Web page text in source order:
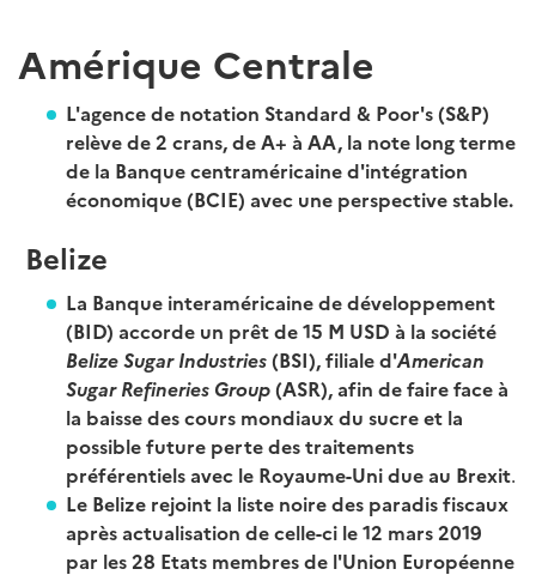
Amérique Centrale
L'agence de notation Standard & Poor's (S&P)
relève de 2 crans, de A+ à AA, la note long terme
de la Banque centraméricaine d'intégration
économique (BCIE) avec une perspective stable.
Belize
La Banque interaméricaine de développement
(BID) accorde un prêt de 15 M USD à la société
Belize Sugar Industries(BSI), filiale d'American
Sugar Refineries Group(ASR), afin de faire face à
la baisse des cours mondiaux du sucre et la
possible future perte des traitements
préférentiels avec le Royaume-Uni due au Brexit.
Le Belize rejoint la liste noire des paradis fiscaux
après actualisation de celle-ci le 12 mars 2019
par les 28 Etats membres de l'Union Européenne